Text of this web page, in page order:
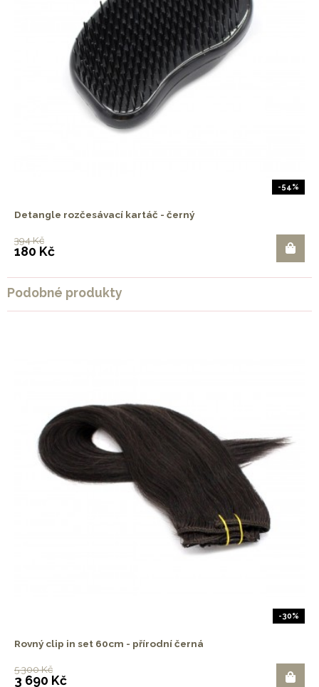
-54%
Detangle rozčesávací kartáč - černý
394 Kč
180 Kč
Podobné produkty
-30%
Rovný clip in set 60cm - přírodní černá
5 300 Kč
3 690 Kč